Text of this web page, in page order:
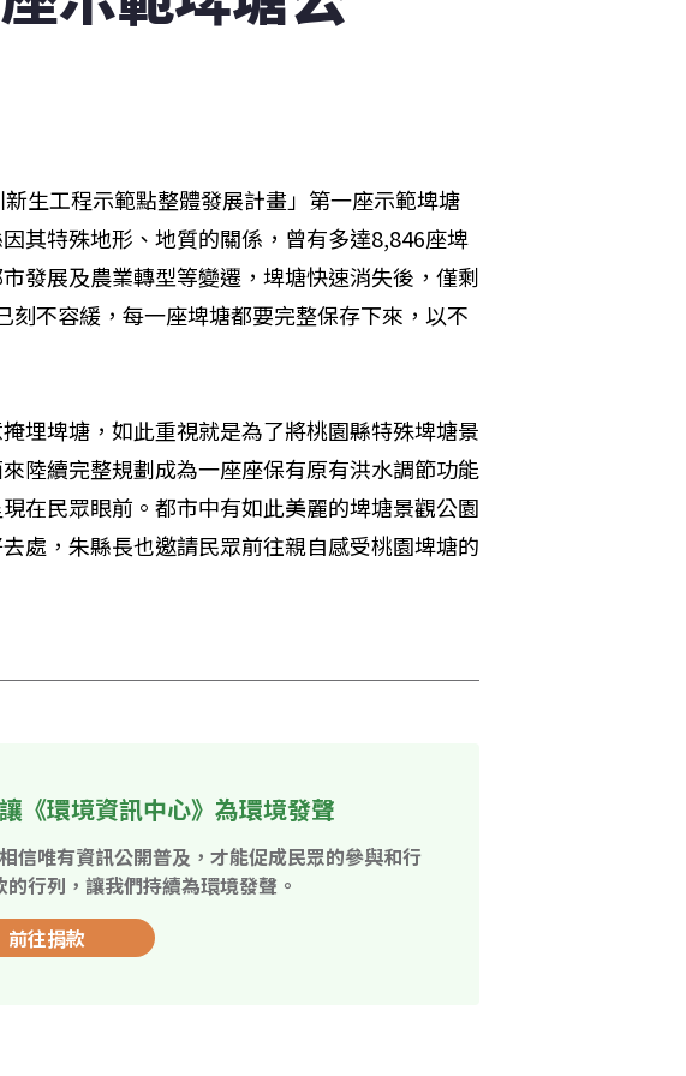
生工程示範點整體發展計畫」第一座示範埤塘
其特殊地形、地質的關係，曾有多達8,846座埤
發展及農業轉型等變遷，埤塘快速消失後，僅剩
不容緩，每一座埤塘都要完整保存下來，以不
埋埤塘，如此重視就是為了將桃園縣特殊埤塘景
陸續完整規劃成為一座座保有原有洪水調節功能
在民眾眼前。都市中有如此美麗的埤塘景觀公園
處，朱縣長也邀請民眾前往親自感受桃園埤塘的
《環境資訊中心》為環境發聲
信唯有資訊公開普及，才能促成民眾的參與和行
行列，讓我們持續為環境發聲。
前往捐款